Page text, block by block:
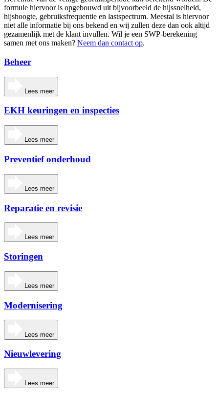
formule hiervoor is opgebouwd uit bijvoorbeeld de hijssnelheid,
hijshoogte, gebruiksfrequentie en lastspectrum. Meestal is hiervoor
niet alle informatie bij ons bekend en wij zullen deze dan ook altijd
gezamenlijk met de klant invullen. Wil je een SWP-berekening
samen met ons maken? Neem dan contact op.
Beheer
Lees meer
EKH keuringen en inspecties
Lees meer
Preventief onderhoud
Lees meer
Reparatie en revisie
Lees meer
Storingen
Lees meer
Modernisering
Lees meer
Nieuwlevering
Lees meer